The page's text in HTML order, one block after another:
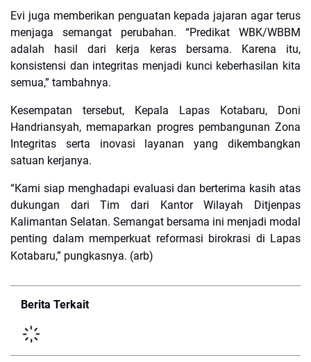
Evi juga memberikan penguatan kepada jajaran agar terus
menjaga semangat perubahan. “Predikat WBK/WBBM
adalah hasil dari kerja keras bersama. Karena itu,
konsistensi dan integritas menjadi kunci keberhasilan kita
semua,” tambahnya.
Kesempatan tersebut, Kepala Lapas Kotabaru, Doni
Handriansyah, memaparkan progres pembangunan Zona
Integritas serta inovasi layanan yang dikembangkan
satuan kerjanya.
“Kami siap menghadapi evaluasi dan berterima kasih atas
dukungan dari Tim dari Kantor Wilayah Ditjenpas
Kalimantan Selatan. Semangat bersama ini menjadi modal
penting dalam memperkuat reformasi birokrasi di Lapas
Kotabaru,” pungkasnya. (arb)
Berita Terkait